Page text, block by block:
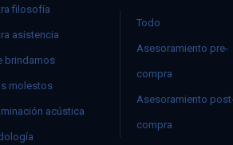
filosofía
asistencia
brindamos
molestos
acústica
Todo
Asesoramiento pre-
compra
Asesoramiento
compra